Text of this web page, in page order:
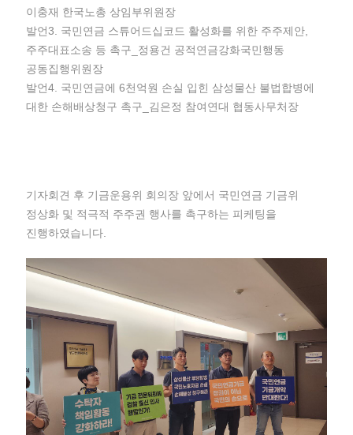
이충재 한국노총 상임부위원장
발언3. 국민연금 스튜어드십코드 활성화를 위한 주주제안,
주주대표소송 등 촉구_정용건 공적연금강화국민행동
공동집행위원장
발언4. 국민연금에 6천억원 손실 입힌 삼성물산 불법합병에
대한 손해배상청구 촉구_김은정 참여연대 협동사무처장
기자회견 후 기금운용위 회의장 앞에서 국민연금 기금위
정상화 및 적극적 주주권 행사를 촉구하는 피케팅을
진행하였습니다.